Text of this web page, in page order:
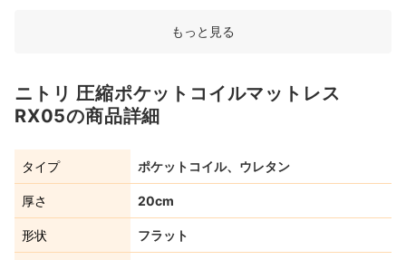
もっと見る
ニトリ 圧縮ポケットコイルマットレス
RX05の商品詳細
タイプ ポケットコイル、ウレタン
厚さ 20cm
形状 フラット